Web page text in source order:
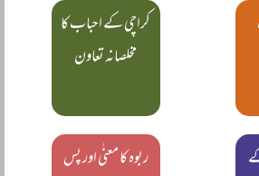
کراچی کے احباب کا
مخلصانہ تعاون
ربوہ کا معنٰی اور پس